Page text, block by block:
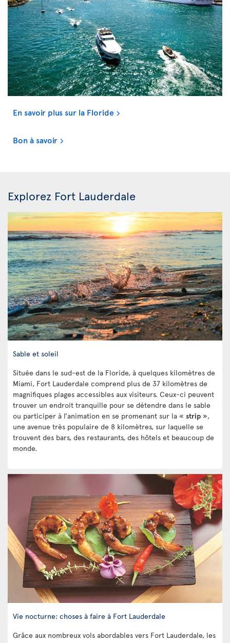
En savoir plus sur la Floride
Bon à savoir
Explorez Fort Lauderdale
Sable et soleil
Située dans le sud-est de la Floride, à quelques kilomètres de
Miami, Fort Lauderdale comprend plus de 37 kilomètres de
magnifiques plages accessibles aux visiteurs. Ceux-ci peuvent
trouver un endroit tranquille pour se détendre dans le sable
ou participer à l’animation en se promenant sur la « strip »,
une avenue très populaire de 8 kilomètres, sur laquelle se
trouvent des bars, des restaurants, des hôtels et beaucoup de
monde.
Vie nocturne: choses à faire à Fort Lauderdale
Grâce aux nombreux vols abordables vers Fort Lauderdale, les